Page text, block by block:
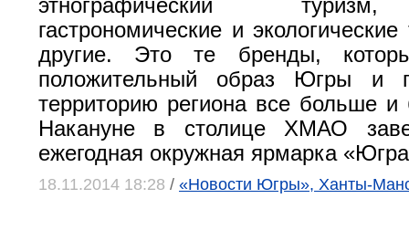
этнографический
гастрономические и
другие. Это те бренды,
положительный образ Югры и
территорию региона все больше
Накануне в столице ХМАО
ежегодная окружная ярмарка
18.11.2014 18:28 / «Новости Югры», Ханты-